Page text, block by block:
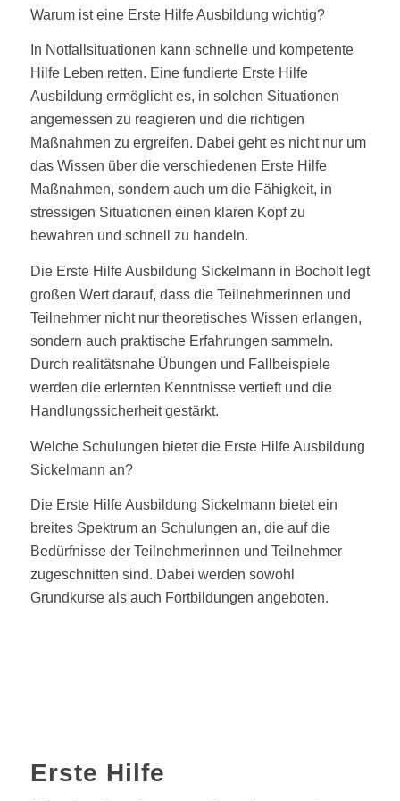
Warum ist eine Erste Hilfe Ausbildung wichtig?
In Notfallsituationen kann schnelle und kompetente
Hilfe Leben retten. Eine fundierte Erste Hilfe
Ausbildung ermöglicht es, in solchen Situationen
angemessen zu reagieren und die richtigen
Maßnahmen zu ergreifen. Dabei geht es nicht nur um
das Wissen über die verschiedenen Erste Hilfe
Maßnahmen, sondern auch um die Fähigkeit, in
stressigen Situationen einen klaren Kopf zu
bewahren und schnell zu handeln.
Die Erste Hilfe Ausbildung Sickelmann in Bocholt legt
großen Wert darauf, dass die Teilnehmerinnen und
Teilnehmer nicht nur theoretisches Wissen erlangen,
sondern auch praktische Erfahrungen sammeln.
Durch realitätsnahe Übungen und Fallbeispiele
werden die erlernten Kenntnisse vertieft und die
Handlungssicherheit gestärkt.
Welche Schulungen bietet die Erste Hilfe Ausbildung
Sickelmann an?
Die Erste Hilfe Ausbildung Sickelmann bietet ein
breites Spektrum an Schulungen an, die auf die
Bedürfnisse der Teilnehmerinnen und Teilnehmer
zugeschnitten sind. Dabei werden sowohl
Grundkurse als auch Fortbildungen angeboten.
Erste Hilfe